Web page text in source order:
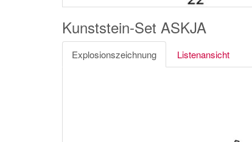
Kunststein-Set ASKJA
Explosionszeichnung Listenansicht